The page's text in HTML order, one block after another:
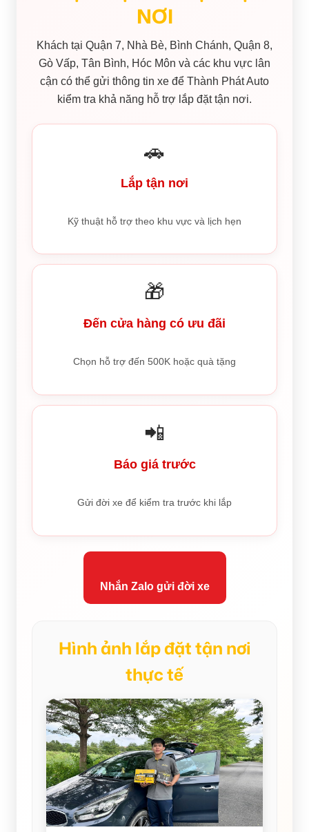
NƠI
Khách tại Quận 7, Nhà Bè, Bình Chánh, Quận 8,
Gò Vấp, Tân Bình, Hóc Môn và các khu vực lân
cận có thể gửi thông tin xe để Thành Phát Auto
kiểm tra khả năng hỗ trợ lắp đặt tận nơi.
🚗
Lắp tận nơi
Kỹ thuật hỗ trợ theo khu vực và lịch hẹn
🎁
Đến cửa hàng có ưu đãi
Chọn hỗ trợ đến 500K hoặc quà tặng
📲
Báo giá trước
Gửi đời xe để kiểm tra trước khi lắp
Nhắn Zalo gửi đời xe
Hình ảnh lắp đặt tận nơi
thực tế